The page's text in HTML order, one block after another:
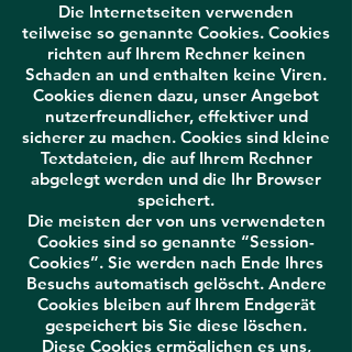
Die Internetseiten verwenden
teilweise so genannte Cookies. Cookies
richten auf Ihrem Rechner keinen
Schaden an und enthalten keine Viren.
Cookies dienen dazu, unser Angebot
nutzerfreundlicher, effektiver und
sicherer zu machen. Cookies sind kleine
Textdateien, die auf Ihrem Rechner
abgelegt werden und die Ihr Browser
speichert.
Die meisten der von uns verwendeten
Cookies sind so genannte “Session-
Cookies”. Sie werden nach Ende Ihres
Besuchs automatisch gelöscht. Andere
Cookies bleiben auf Ihrem Endgerät
gespeichert bis Sie diese löschen.
Diese Cookies ermöglichen es uns,